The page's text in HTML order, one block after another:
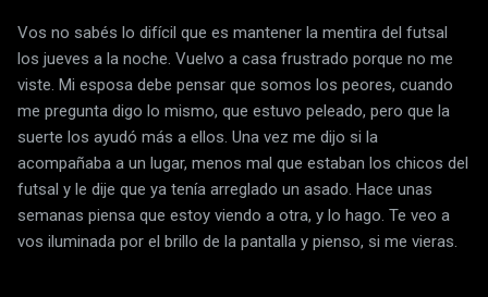
Vos no sabés lo difícil que es mantener la mentira del futsal
los jueves a la noche. Vuelvo a casa frustrado porque no me
viste. Mi esposa debe pensar que somos los peores, cuando
me pregunta digo lo mismo, que estuvo peleado, pero que la
suerte los ayudó más a ellos. Una vez me dijo si la
acompañaba a un lugar, menos mal que estaban los chicos del
futsal y le dije que ya tenía arreglado un asado. Hace unas
semanas piensa que estoy viendo a otra, y lo hago. Te veo a
vos iluminada por el brillo de la pantalla y pienso, si me vieras.